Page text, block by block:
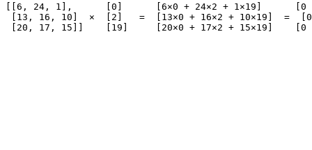
[[6, 24, 1],      [0]      [6×0 + 24×2 + 1×19]      [0
[13, 16, 10]  ×  [2]   =  [13×0 + 16×2 + 10×19]  =